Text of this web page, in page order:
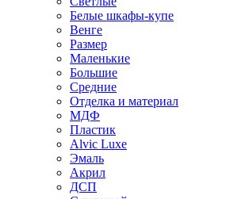
Белые шкафы-купе
Венге
Размер
Маленькие
Большие
Средние
Отделка и материал
МДФ
Пластик
Alvic Luxe
Эмаль
Акрил
ДСП